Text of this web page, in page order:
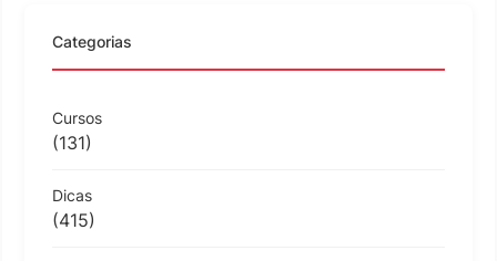
Categorias
Cursos
(131)
Dicas
(415)